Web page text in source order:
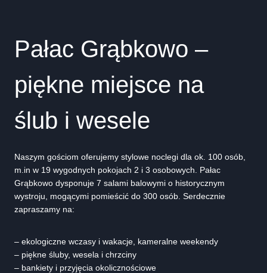
Pałac Grąbkowo –
piękne miejsce na
ślub i wesele
Naszym gościom oferujemy stylowe noclegi dla ok. 100 osób,
m.in w 19 wygodnych pokojach 2 i 3 osobowych. Pałac
Grąbkowo dysponuje 7 salami balowymi o historycznym
wystroju, mogącymi pomieścić do 300 osób. Serdecznie
zapraszamy na:
– ekologiczne wczasy i wakacje, kameralne weekendy
– piękne śluby, wesela i chrzciny
– bankiety i przyjęcia okolicznościowe